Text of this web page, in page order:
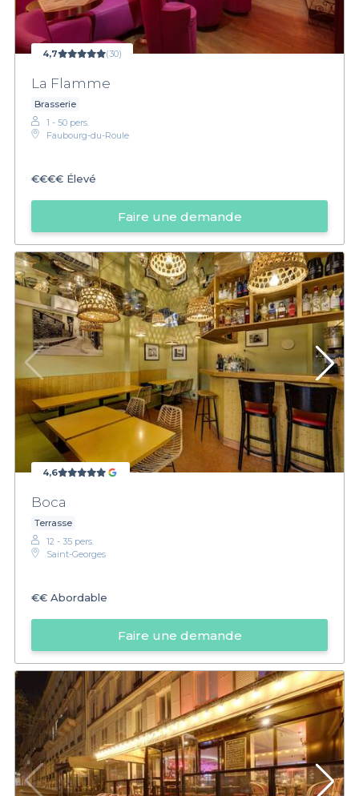
4,7 (30)
La Flamme
Brasserie
1 - 50 pers.
Faubourg-du-Roule
€€€€ Élevé
Faire une demande
4,6
Boca
Terrasse
12 - 35 pers.
Saint-Georges
€€ Abordable
Faire une demande